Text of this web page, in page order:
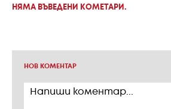
НЯМА ВЪВЕДЕНИ КОМЕТАРИ.
НОВ КОМЕНТАР